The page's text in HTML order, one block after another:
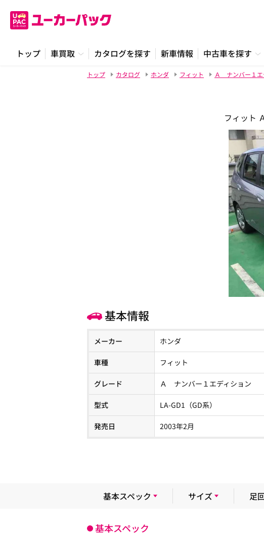
トップ 車買取 カタログを探す 新車情報 中古車を探す
トップ カタログ ホンダ フィット Ａ ナンバー１エ
フィット
基本情報
メーカー ホンダ
車種 フィット
グレード Ａ ナンバー１エディション
型式 LA-GD1（GD系）
発売日 2003年2月
基本スペック サイズ 足
基本スペック